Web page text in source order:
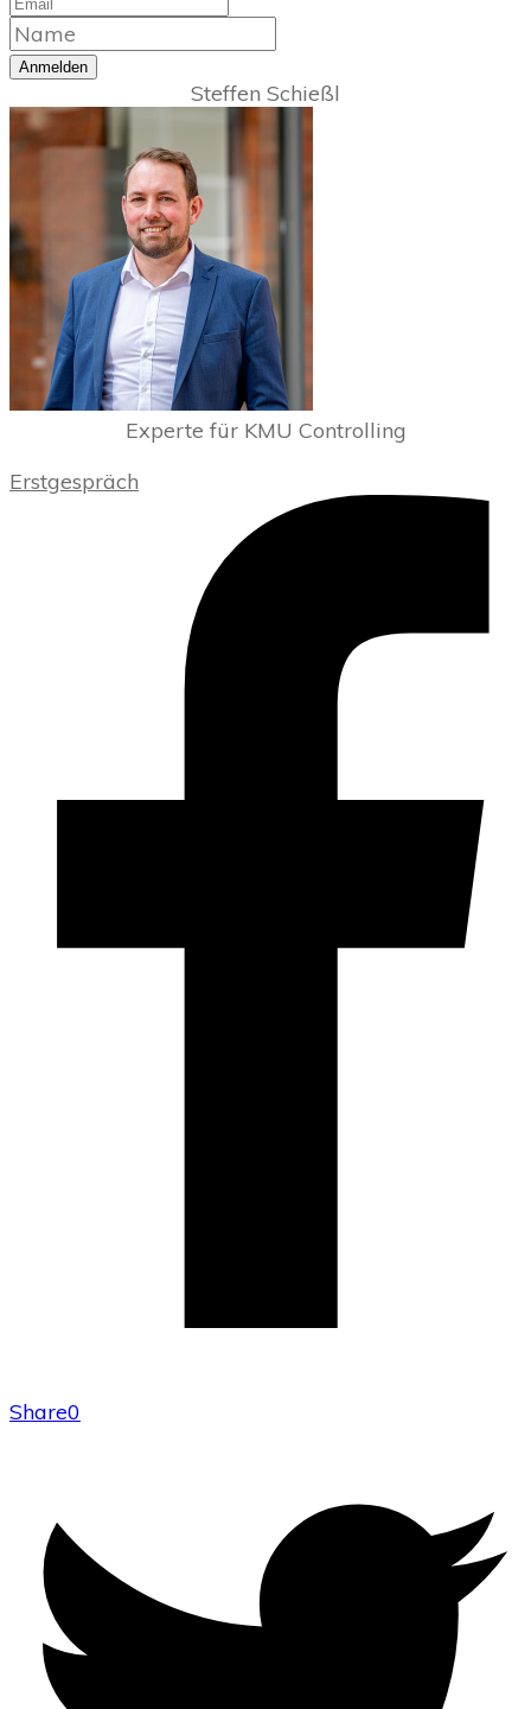
Anmelden
Steffen Schießl
Experte für KMU Controlling
Erstgespräch
Share0